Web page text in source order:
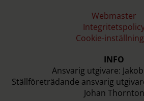
Webmaster
Cookie-
INFO
Ansvarig utgivare:
Ställföreträdande ansvarig
Johan Thornton